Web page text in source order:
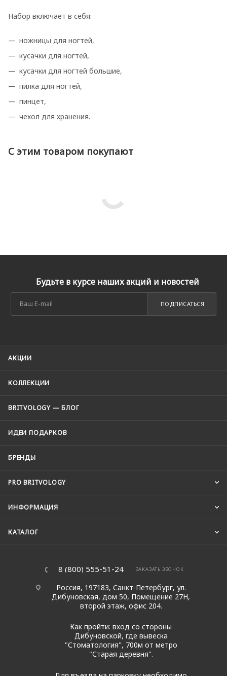
Набор включает в себя:
ножницы для ногтей,
кусачки для ногтей,
кусачки для ногтей большие,
пилка для ногтей,
пинцет,
чехол для хранения.
С этим товаром покупают
Будьте в курсе наших акций и новостей
ПОДПИСАТЬСЯ
АКЦИИ
КОЛЛЕКЦИИ
BRITVOLOGY — БЛОГ
ИДЕИ ПОДАРКОВ
БРЕНДЫ
PRO BRITVOLOGY
ИНФОРМАЦИЯ
КАТАЛОГ
8 (800) 555-51-24 ЗАКАЗАТЬ ЗВОНОК
Россия, 197183, Санкт-Петербург, ул.
Дибуновская, дом 50, Помещение 27Н,
второй этаж, офис 204.
Как пройти: вход со стороны
Дибуновской, где вывеска
"Стоматология", 700м от метро
"Старая деревня".